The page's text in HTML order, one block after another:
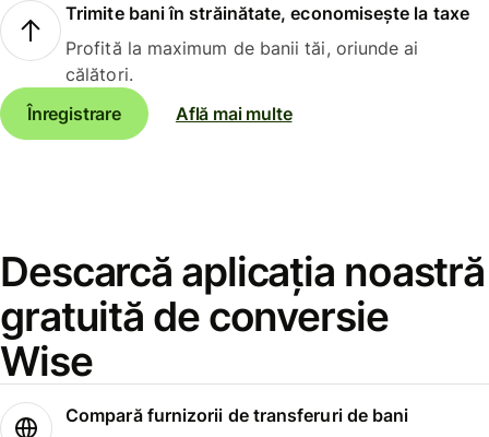
Trimite bani în străinătate, economisește la taxe
Profită la maximum de banii tăi, oriunde ai
călători.
Înregistrare
Află mai multe
Descarcă aplicația noastră
gratuită de conversie
Wise
Compară furnizorii de transferuri de bani